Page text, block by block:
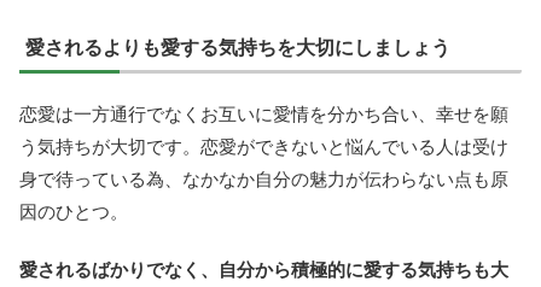
愛されるよりも愛する気持ちを大切にしましょう
恋愛は一方通行でなくお互いに愛情を分かち合い、幸せを願
う気持ちが大切です。恋愛ができないと悩んでいる人は受け
身で待っている為、なかなか自分の魅力が伝わらない点も原
因のひとつ。
愛されるばかりでなく、自分から積極的に愛する気持ちも大